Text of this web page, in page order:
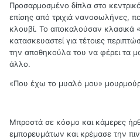
Προσαρμοσμένο δίπλα στο
επίσης από τριχιά νανοσωλήνες,
κλουβί. Το αποκαλούσαν κλασικά
κατασκευαστεί για τέτοιες
την αποθηκούλα του να φέρει τα
άλλο.
«Που έχω το μυαλό μου»
Μπροστά σε κόσμο και κάμερες
εμπορευμάτων και κρέμασε την